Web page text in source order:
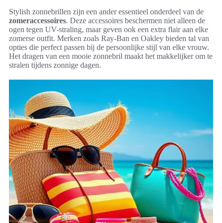
Stylish zonnebrillen zijn een ander essentieel onderdeel van de
zomeraccessoires. Deze accessoires beschermen niet alleen de
ogen tegen UV-straling, maar geven ook een extra flair aan elke
zomerse outfit. Merken zoals Ray-Ban en Oakley bieden tal van
opties die perfect passen bij de persoonlijke stijl van elke vrouw.
Het dragen van een mooie zonnebril maakt het makkelijker om te
stralen tijdens zonnige dagen.